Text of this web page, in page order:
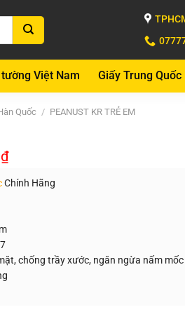
Việt Nam Giấy Trung Quốc
Quốc / PEANUST KR TRẺ EM
₫Giá
hiện
là:
Chính Hãng
chống trầy xước, ngăn ngừa nấm mốc